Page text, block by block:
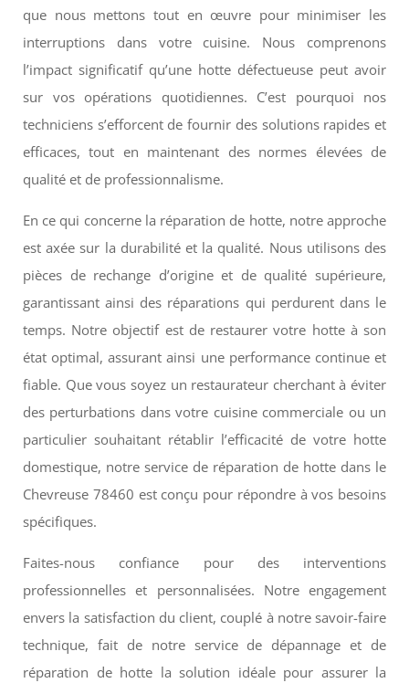
que nous mettons tout en œuvre pour minimiser les
interruptions dans votre cuisine. Nous comprenons
l’impact significatif qu’une hotte défectueuse peut avoir
sur vos opérations quotidiennes. C’est pourquoi nos
techniciens s’efforcent de fournir des solutions rapides et
efficaces, tout en maintenant des normes élevées de
qualité et de professionnalisme.
En ce qui concerne la réparation de hotte, notre approche
est axée sur la durabilité et la qualité. Nous utilisons des
pièces de rechange d’origine et de qualité supérieure,
garantissant ainsi des réparations qui perdurent dans le
temps. Notre objectif est de restaurer votre hotte à son
état optimal, assurant ainsi une performance continue et
fiable. Que vous soyez un restaurateur cherchant à éviter
des perturbations dans votre cuisine commerciale ou un
particulier souhaitant rétablir l’efficacité de votre hotte
domestique, notre service de réparation de hotte dans le
Chevreuse 78460 est conçu pour répondre à vos besoins
spécifiques.
Faites-nous confiance pour des interventions
professionnelles et personnalisées. Notre engagement
envers la satisfaction du client, couplé à notre savoir-faire
technique, fait de notre service de dépannage et de
réparation de hotte la solution idéale pour assurer la